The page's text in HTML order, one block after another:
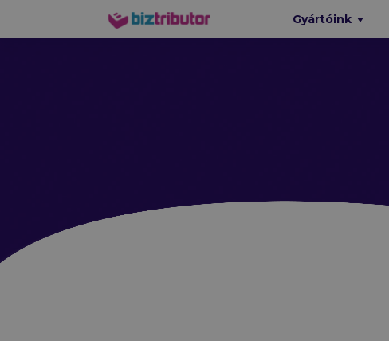
biztributor Gyártóink